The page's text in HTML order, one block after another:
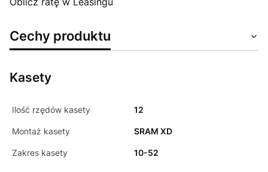
Cechy produktu
Kasety
Ilość rzędów kasety 12
Montaż kasety SRAM XD
Zakres kasety 10-52